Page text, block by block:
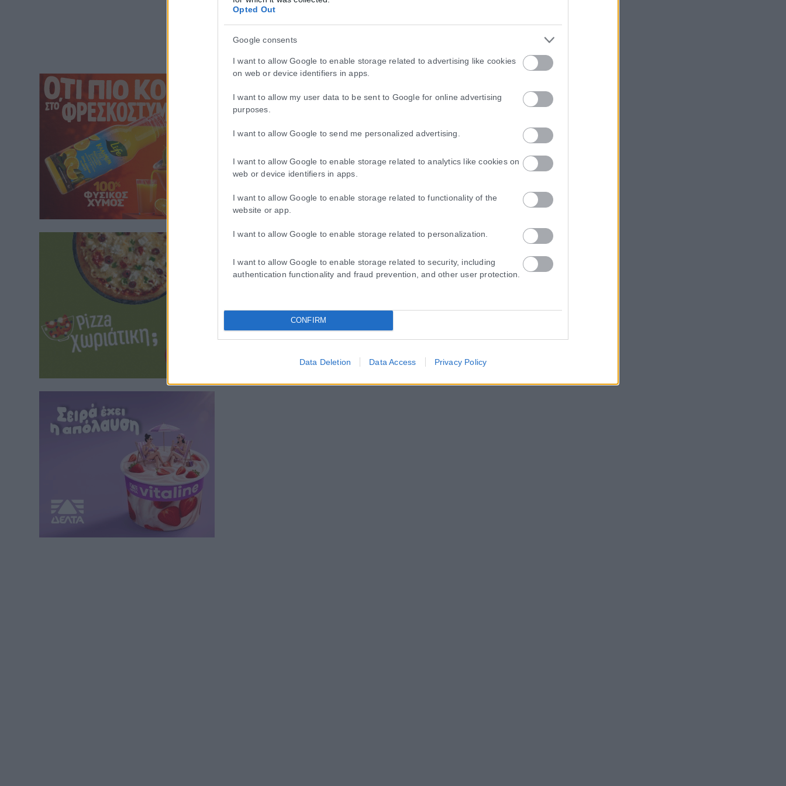
Opted Out
Google consents
I want to allow Google to enable storage related to advertising like cookies
on web or device identifiers in apps.
I want to allow my user data to be sent to Google for online advertising
purposes.
I want to allow Google to send me personalized advertising.
I want to allow Google to enable storage related to analytics like cookies on
web or device identifiers in apps.
I want to allow Google to enable storage related to functionality of the
website or app.
I want to allow Google to enable storage related to personalization.
I want to allow Google to enable storage related to security, including
authentication functionality and fraud prevention, and other user protection.
CONFIRM
Data Deletion Data Access Privacy Policy